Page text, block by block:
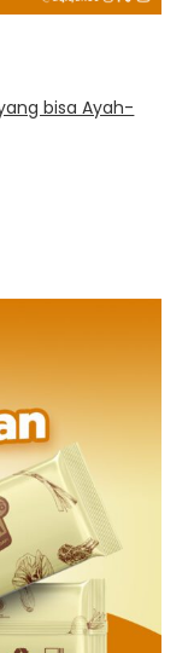
bisa Ayah-